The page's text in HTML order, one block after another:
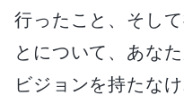
行ったこと、そし
とについて、あな
ビジョンを持たな